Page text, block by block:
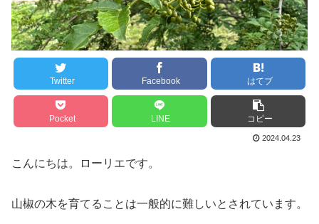
Twitter Facebook はてブ
Pocket LINE コピー
2024.04.23
こんにちは。ローリエです。
山椒の木を育てることは一般的に難しいとされています。